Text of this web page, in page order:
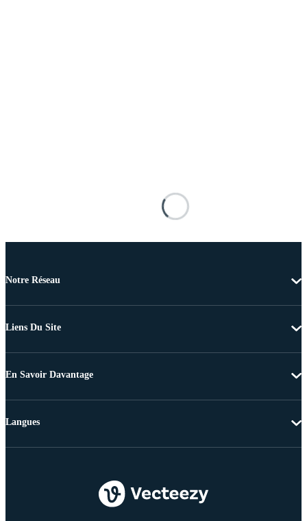
Notre Réseau
Liens Du Site
En Savoir Davantage
Langues